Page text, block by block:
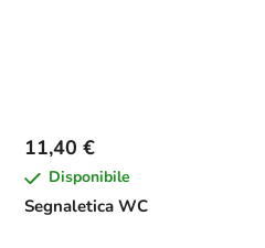
Segnaletica WC
11,40 €
Disponibile